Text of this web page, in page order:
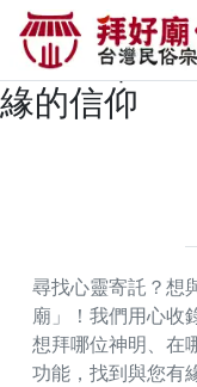
台東縣太麻
廟資料｜拜
緣的信仰
尋找心靈寄託？想
廟」！我們用心收
想拜哪位神明、在
功能，找到與您有